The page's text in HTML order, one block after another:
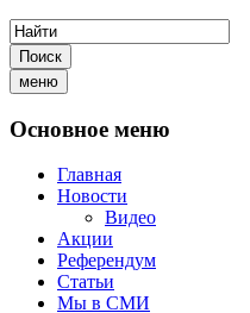
Поиск
меню
Основное меню
Главная
Новости
Видео
Акции
Референдум
Статьи
Мы в СМИ